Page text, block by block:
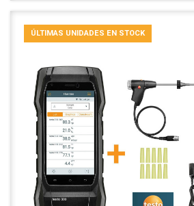
ÚLTIMAS UNIDADES EN STOCK